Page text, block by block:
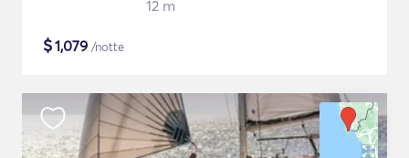
12 m
$1,079 /notte